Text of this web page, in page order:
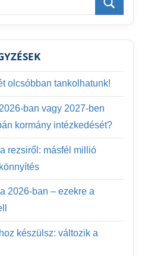
Search
olcsóbban tankolhatunk!
ban vagy 2027-ben
kormány intézkedését?
rezsiről: másfél millió
2026-ban – ezekre a
készülsz: változik a